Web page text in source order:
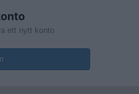
ett nytt konto